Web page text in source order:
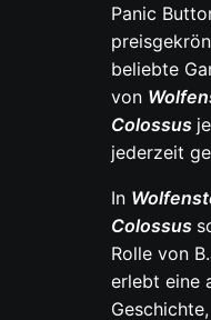
Panic
beliebte
von
Colossus
jederzeit
In
Colossus
Rolle von
erlebt eine